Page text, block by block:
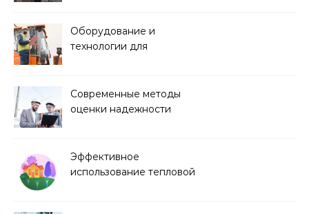
Оборудование и
технологии для
Современные методы
оценки надежности
Эффективное
использование тепловой